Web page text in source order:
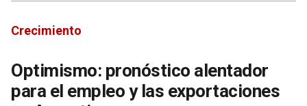
Crecimiento
Optimismo: pronóstico alentador
para el empleo y las exportaciones